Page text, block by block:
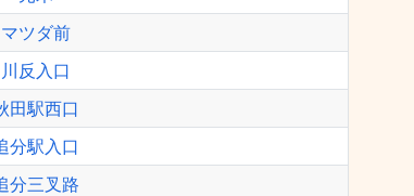
マツダ前
川反入口
田駅西口
分駅入口
分三叉路